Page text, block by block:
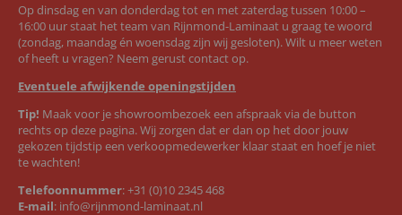
Op dinsdag en van donderdag tot en met zaterdag tussen 10:00 –
16:00 uur staat het team van Rijnmond-Laminaat u graag te woord
(zondag, maandag én woensdag zijn wij gesloten). Wilt u meer weten
of heeft u vragen? Neem gerust contact op.
Eventuele afwijkende openingstijden
Tip! Maak voor je showroombezoek een afspraak via de button
rechts op deze pagina. Wij zorgen dat er dan op het door jouw
gekozen tijdstip een verkoopmedewerker klaar staat en hoef je niet
te wachten!
Telefoonnummer:+31 (0)10 2345 468
E-mail: info@rijnmond-laminaat.nl